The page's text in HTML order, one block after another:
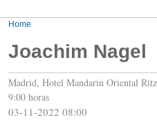
Home
Joachim Nagel
Madrid, Hotel Mandarin Oriental
9:00 horas
03-11-2022 08:00